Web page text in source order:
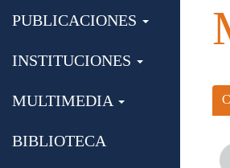
PUBLICACIONES
INSTITUCIONES
MULTIMEDIA
BIBLIOTECA